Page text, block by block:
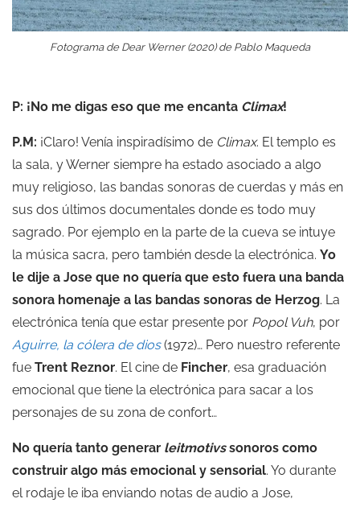
Fotograma de Dear Werner (2020) de Pablo Maqueda
P: ¡No me digas eso que me encanta Climax!
P.M: ¡Claro! Venía inspiradísimo de Climax. El templo es
la sala, y Werner siempre ha estado asociado a algo
muy religioso, las bandas sonoras de cuerdas y más en
sus dos últimos documentales donde es todo muy
sagrado. Por ejemplo en la parte de la cueva se intuye
la música sacra, pero también desde la electrónica. Yo
le dije a Jose que no quería que esto fuera una banda
sonora homenaje a las bandas sonoras de Herzog. La
electrónica tenía que estar presente por Popol Vuh, por
Aguirre, la cólera de dios(1972)… Pero nuestro referente
fue Trent Reznor. El cine de Fincher, esa graduación
emocional que tiene la electrónica para sacar a los
personajes de su zona de confort…
No quería tanto generar leitmotivssonoros como
construir algo más emocional y sensorial. Yo durante
el rodaje le iba enviando notas de audio a Jose,